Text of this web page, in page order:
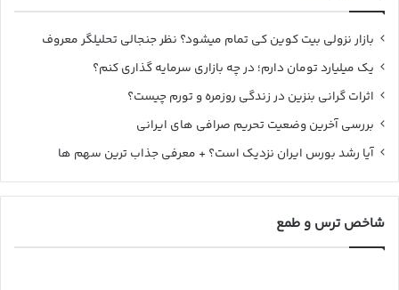
بازار نزولی بیت کوین کی تمام میشود؟ نظر جنجالی تحلیلگر معروف
یک میلیارد تومان دارم؛ در چه بازاری سرمایه گذاری کنم؟
اثرات گرانی بنزین در زندگی روزمره و تورم چیست؟
بررسی آخرین وضعیت تحریم صرافی های ایرانی
آیا رشد بورس ایران نزدیک است؟ + معرفی جذاب ترین سهم ها
شاخص ترس و طمع